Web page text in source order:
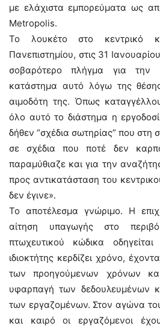
με ελάχιστα εμπορεύματα ως
Metropolis.
Το λουκέτο στο κεντρικό
Πανεπιστημίου, στις 31
σοβαρότερο πλήγμα για την
κατάστημα αυτό λόγω της
αιμοδότη της. Όπως
όλο αυτό το διάστημα η
δήθεν “σχέδια σωτηρίας” που στη
σε σχέδια που ποτέ δεν
παραμύθιαζε και για την
προς αντικατάσταση του
δεν έγινε».
Το αποτέλεσμα γνώριμο. Η
αίτηση υπαγωγής στο
πτωχευτικού κώδικα
ιδιοκτήτης κερδίζει χρόνο,
των προηγούμενων χρόνων
υφαρπαγή των δεδουλευμένων
των εργαζομένων. Στον αγώνα
και καιρό οι εργαζόμενοι